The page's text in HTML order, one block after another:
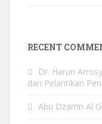
RECENT
Dr. Harun
dan Pelantikan
Abu Dzarrin Al